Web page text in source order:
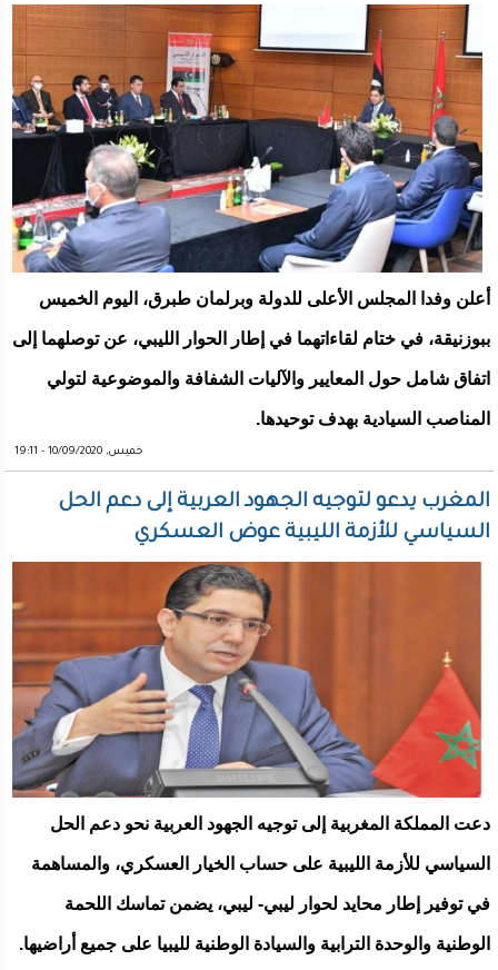
أعلن وفدا المجلس الأعلى للدولة وبرلمان طبرق، اليوم الخميس
ببوزنيقة، في ختام لقاءاتهما في إطار الحوار الليبي، عن توصلهما إلى
اتفاق شامل حول المعايير والآليات الشفافة والموضوعية لتولي
المناصب السيادية بهدف توحيدها.
خميس, 10/09/2020 - 19:11
المغرب يدعو لتوجيه الجهود العربية إلى دعم الحل
السياسي للأزمة الليبية عوض العسكري
دعت المملكة المغربية إلى توجيه الجهود العربية نحو دعم الحل
السياسي للأزمة الليبية على حساب الخيار العسكري، والمساهمة
في توفير إطار محايد لحوار ليبي- ليبي، يضمن تماسك اللحمة
الوطنية والوحدة الترابية والسيادة الوطنية لليبيا على جميع أراضيها.